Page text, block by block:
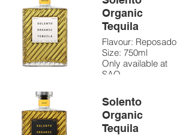
Organic
Tequila
Flavour: Reposado
Size: 750ml
Only available at
SAQ
Solento
Organic
Tequila